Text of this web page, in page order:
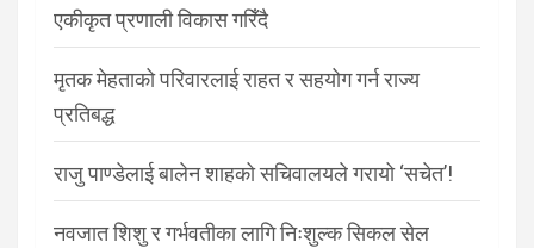
एकीकृत प्रणाली विकास गरिँदै
मृतक मेहताको परिवारलाई राहत र सहयोग गर्न राज्य
प्रतिबद्ध
राजु पाण्डेलाई बालेन शाहको सचिवालयले गरायो ‘सचेत’!
नवजात शिशु र गर्भवतीका लागि निःशुल्क सिकल सेल